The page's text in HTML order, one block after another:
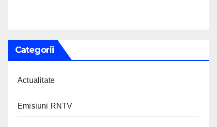
Categorii
Actualitate
Emisiuni RNTV